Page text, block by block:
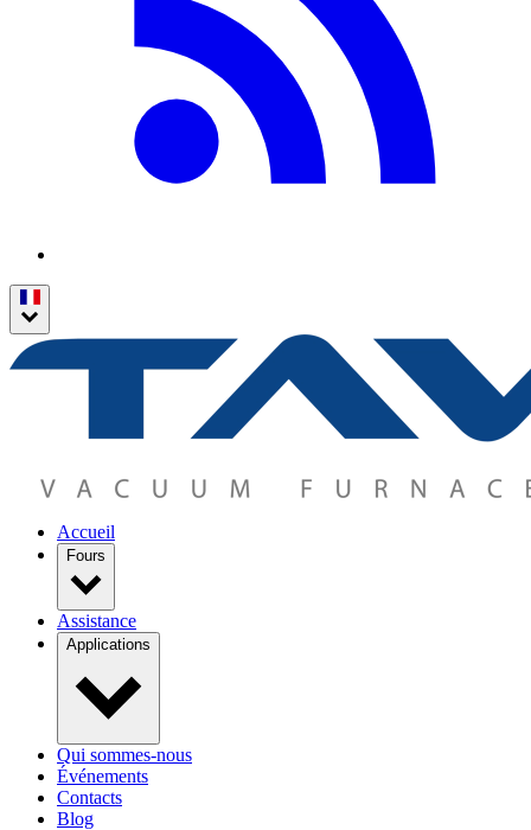
Accueil
Fours
Assistance
Applications
Qui sommes-nous
Événements
Contacts
Blog